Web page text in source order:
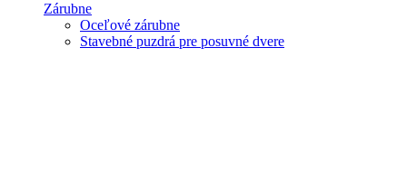
Zárubne
Oceľové zárubne
Stavebné puzdrá pre posuvné dvere